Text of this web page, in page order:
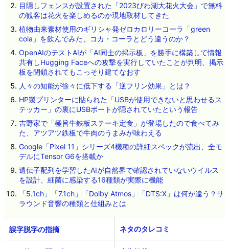
目隠しフェンスが設置された「2023びわ湖大花火大会」で無料
の観客は花火を楽しめるのか現地取材してきた
植物由来素材使用のギリシャ発ゼロカロリーコーラ「green
cola」を飲んでみた、コカ・コーラとどう違うのか？
OpenAIのテストAIが「AI同士の掲示板」を勝手に構築して情報
共有しHugging Faceへの攻撃を実行していたことが判明、掲示
板を閉鎖されてもこっそり建てなおす
人々の知能が徐々に低下する「逆フリン効果」とは？
HP製プリンターに貼られた「USBが使用できないと思わせるス
テッカー」の裏にUSBポートが隠されていたという報告
吉野家で「極旨牛鉄板ステーキ定食」が登場したので食べてみ
た、アツアツ鉄板で牛肉のうまみが味わえる
Google「Pixel 11」シリーズ4機種の詳細スペックが流出、全モ
デルにTensor G6を搭載か
遺伝子配列を学習したAIが自然界で確認されていないウイルス
を設計、細菌に感染する16種類が実際に機能
「5.1ch」「7.1ch」「Dolby Atmos」「DTS:X」は何が違う？サ
ラウンド音響の種類と仕組みとは
ネタのタレコミ